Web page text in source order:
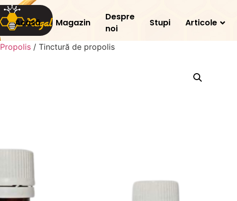
Acasă Magazin
Despre
noi
Stupi Articole
Propolis / Tinctură de propolis